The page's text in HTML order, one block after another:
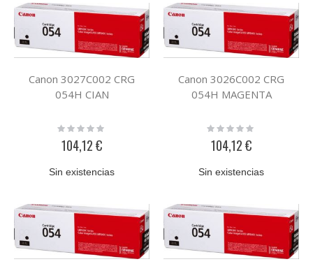
Canon 3027C002 CRG
054H CIAN
Rating:
104,12 €
Sin existencias
Canon 3026C002 CRG
054H MAGENTA
Rating:
104,12 €
Sin existencias